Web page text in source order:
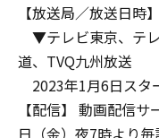
【放送局／放送⽇時】
▼テレビ東京、テ
道、TVQ九州放送
2023年1月6日ス
【配信】 動画配信
日（金）夜7時より